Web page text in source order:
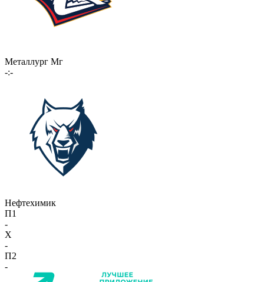
Металлург Мг
-:-
Нефтехимик
П1
-
X
-
П2
-